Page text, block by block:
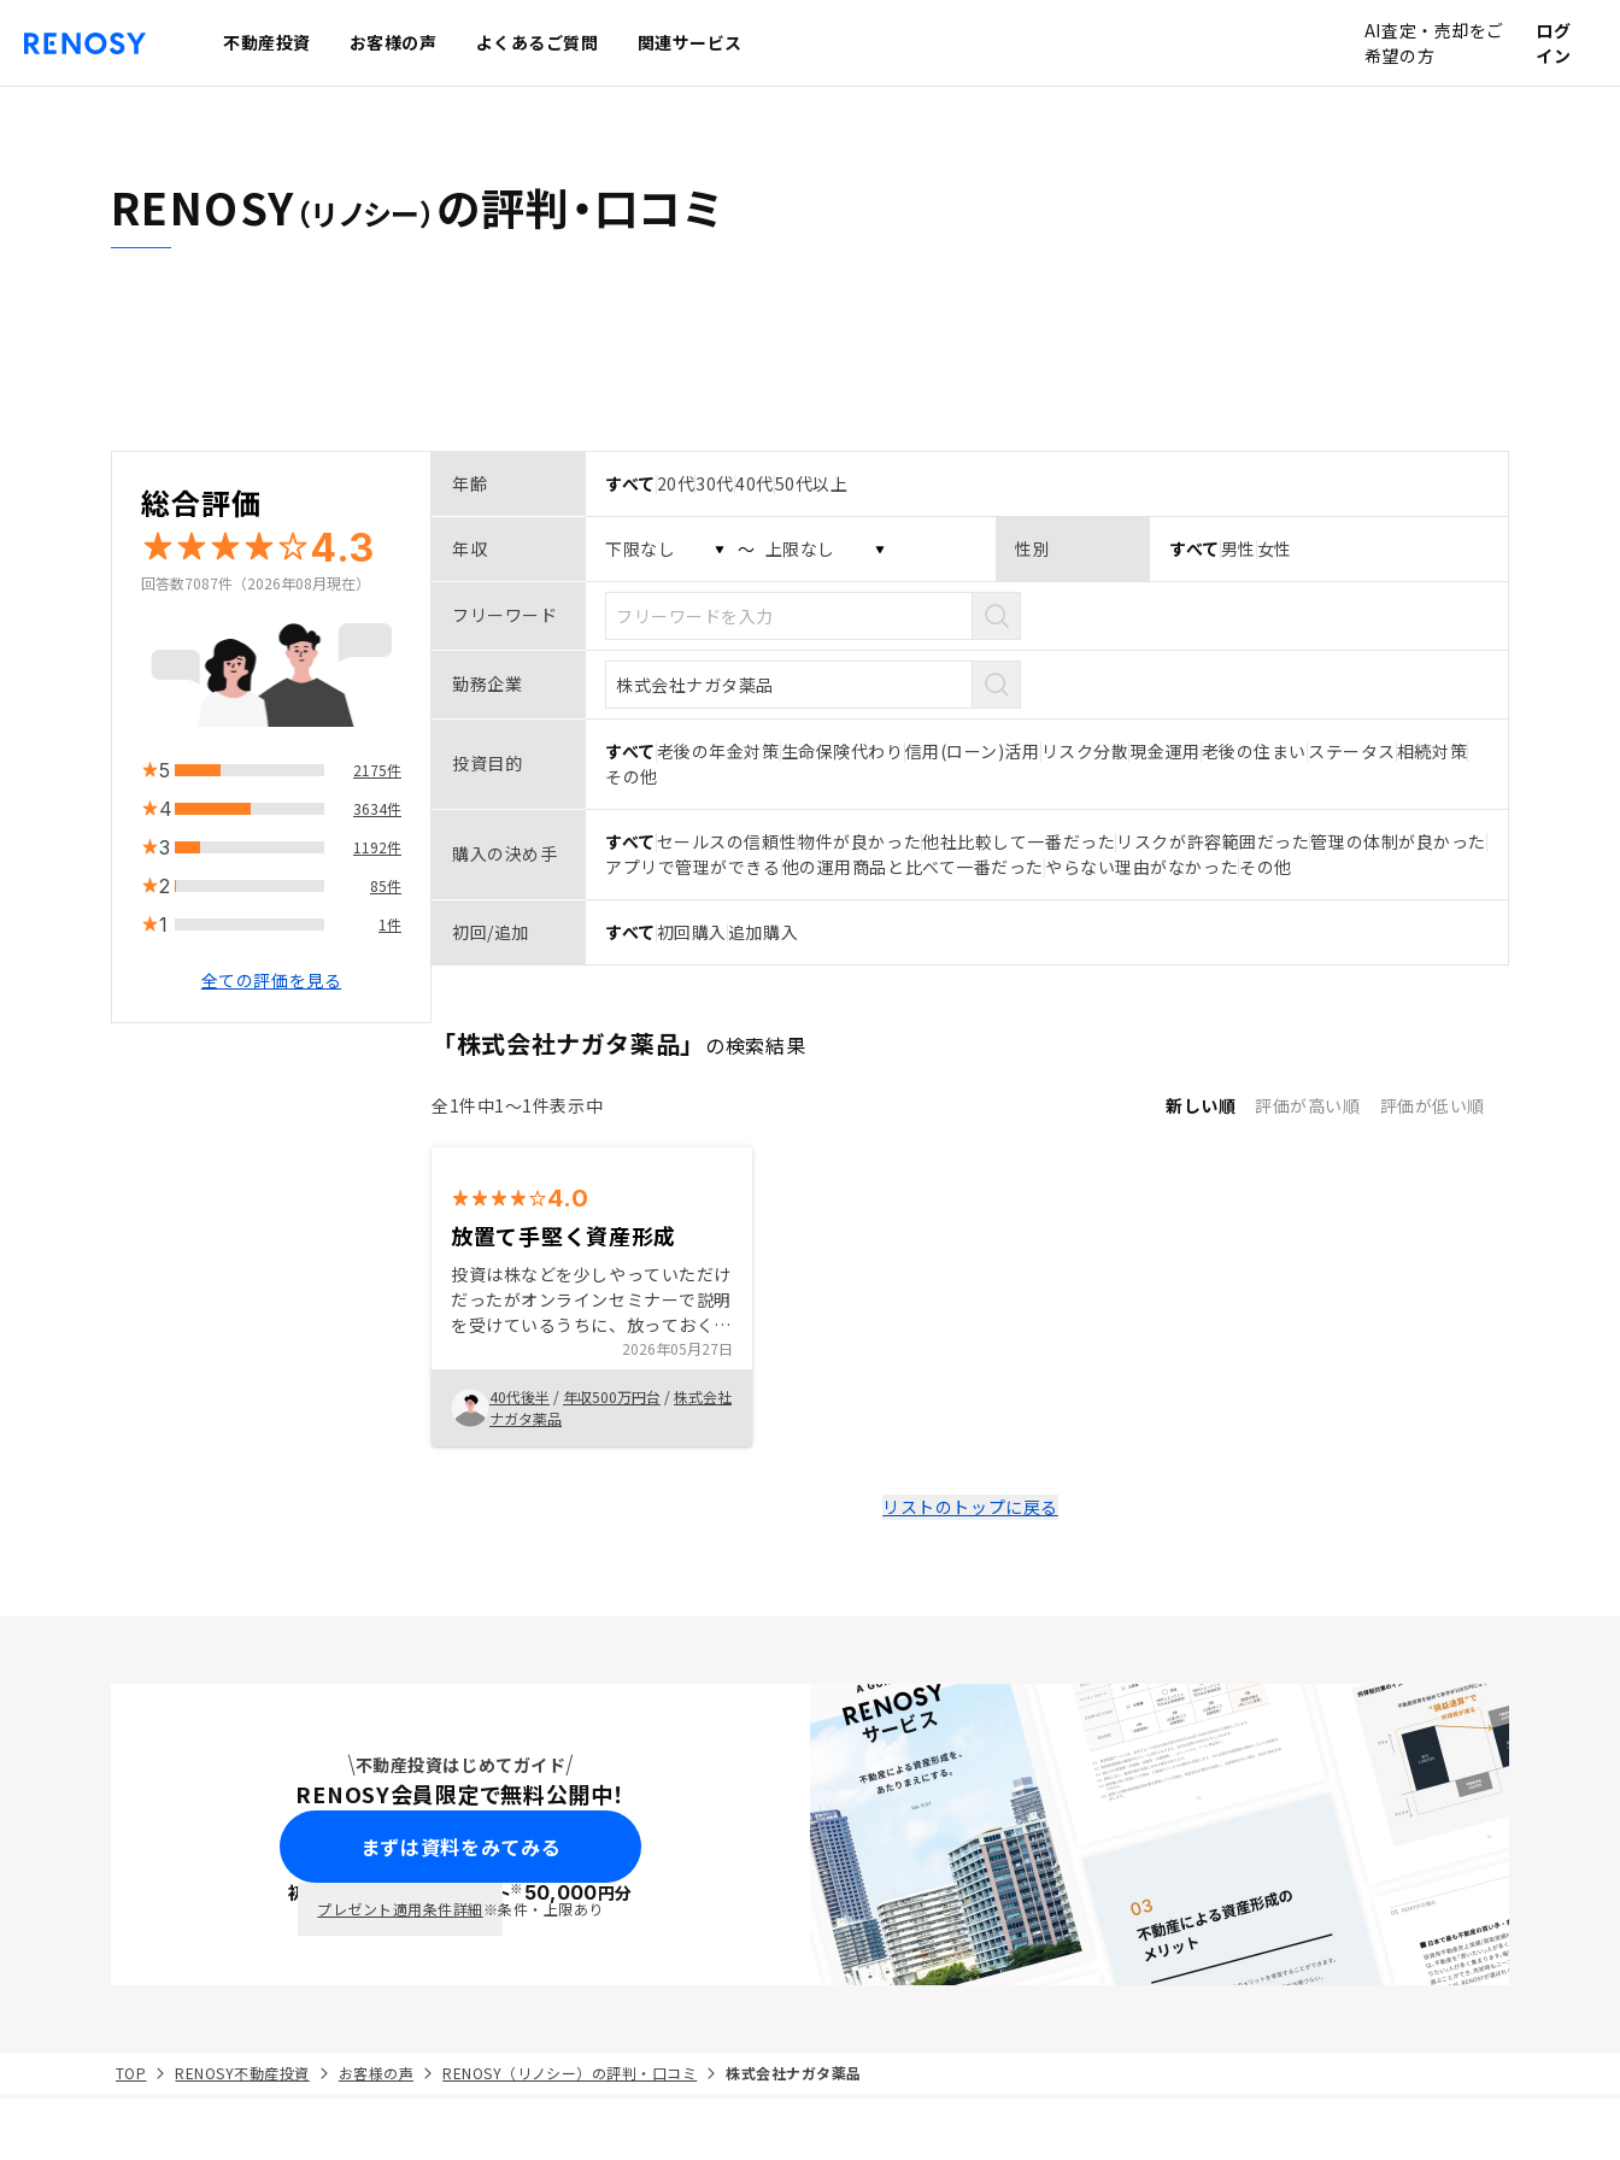
不動産投資 お客様の声 よくあるご質問 関連サービス
AI査定・売却をご
希望の方
ログ
イン
RENOSY（リノシー） の評判・口コミ
総合評価
4.3
回答数7087件（2026年08月現在）
5 2175件
4 3634件
3 1192件
2 85件
1 1件
全ての評価を見る
年齢 すべて 20代30代40代50代以上
年収 〜 性別 すべて 男性 女性
フリーワード
勤務企業
投資目的 すべて老後の年金対策生命保険代わり 信用(ローン)活用 リスク分散現金運用老後の住まい ステータス相続対策
その他
購入の決め手 すべてセールスの信頼性物件が良かった他社比較して一番だった リスクが許容範囲だった管理の体制が良かった
アプリで管理ができる 他の運用商品と比べて一番だった やらない理由がなかったその他
初回/追加 すべて初回購入 追加購入
「株式会社ナガタ薬品」 の検索結果
全1件中1〜1件表示中 新しい順 評価が高い順 評価が低い順
4.0
放置て手堅く資産形成
投資は株などを少しやっていただけ
だったがオンラインセミナーで説明
を受けているうちに、放っておくと
いうスタイルが自分に向いているよ
うに感じはじめました。あとは担当
の方のわかりやすい説明で比較的リ
スクも少なく手がたい投資手法とい
うことを理解でき始めて見ました。
2026年05月27日
40代後半 / 年収500万円台 /株式会社
ナガタ薬品
リストのトップに戻る
不動産投資はじめてガイド
RENOSY会員限定で無料公開中！
まずは資料をみてみる
初回面談で ポイント※50,000円分
プレゼント適用条件詳細※条件・上限あり
TOP RENOSY不動産投資 お客様の声 RENOSY（リノシー）の評判・口コミ 株式会社ナガタ薬品